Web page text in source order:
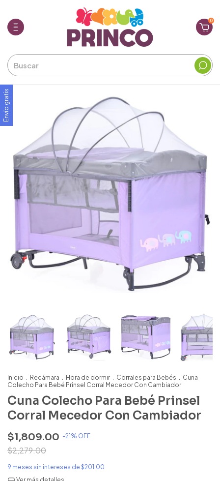
0
Envío gratis
Inicio . Recámara . Hora de dormir . Corrales para Bebés . Cuna
Colecho Para Bebé Prinsel Corral Mecedor Con Cambiador
Cuna Colecho Para Bebé Prinsel
Corral Mecedor Con Cambiador
$1,809.00 -21 % OFF
$2,279.00
9 meses sin intereses de $201.00